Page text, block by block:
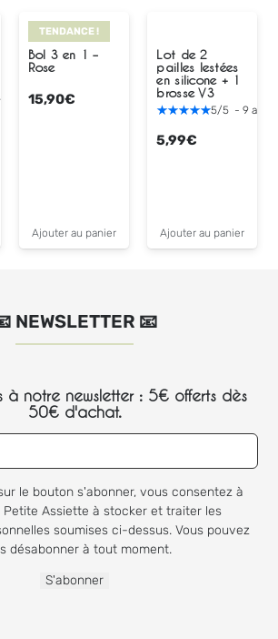
TENDANCE !
Bol 3 en 1 –
Rose
15,90€
Ajouter au panier
Lot de 2
pailles lestées
en silicone + 1
brosse V3
5/5 -9avis
5,99€
Ajouter au panier
NEWSLETTER 📧
à notre newsletter : 5€ offerts dès
50€ d'achat.
le bouton s'abonner, vous consentez à
Petite Assiette à stocker et traiter les
soumises ci-dessus. Vous pouvez
désabonner à tout moment.